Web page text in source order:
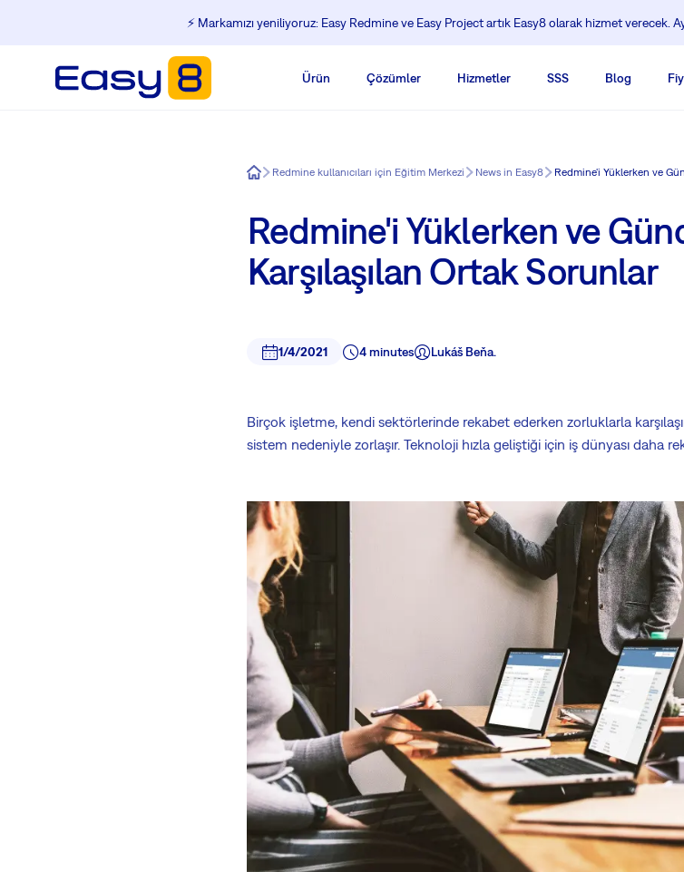
⚡️ Markamızı yeniliyoruz: Easy Redmine ve Easy Project artık Easy8 olarak hizmet verecek.
Ürün Çözümler Hizmetler SSS Blog
Easy8Redmine kullanıcıları için Eğitim Merkezi News in Easy8 Redmine'i Yüklerken ve
Redmine'i Yüklerken ve
Karşılaşılan Ortak Sorunlar
1/4/2021 4 minutes Lukáš Beňa.
Birçok işletme, kendi sektörlerinde rekabet ederken zorluklarla
sistem nedeniyle zorlaşır. Teknoloji hızla geliştiği için iş dünyası daha